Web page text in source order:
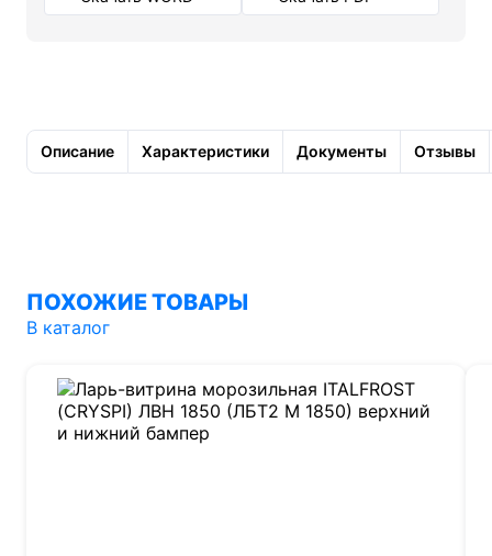
Описание Характеристики Документы Отзывы
ПОХОЖИЕ ТОВАРЫ
В каталог